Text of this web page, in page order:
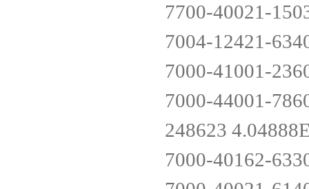
7700-40021-
7004-12421-
7000-41001-
7000-44001-
248623
7000-40162-